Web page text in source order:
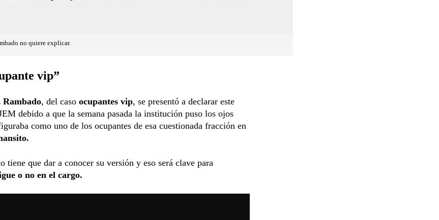
no quiere explicar.
vip”
Rambado, del caso ocupantes vip, se presentó a declarar este
debido a que la semana pasada la institución puso los ojos
como uno de los ocupantes de esa cuestionada fracción en
tiene que dar a conocer su versión y eso será clave para
o no en el cargo.